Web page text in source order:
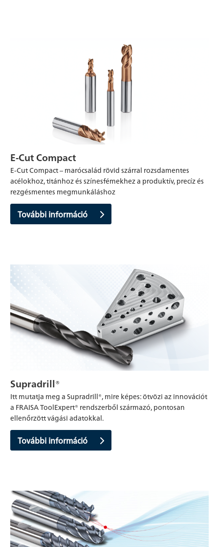
E-Cut Compact
E-Cut Compact – marócsalád rövid szárral rozsdamentes
acélokhoz, titánhoz és színesfémekhez a produktív, precíz és
rezgésmentes megmunkáláshoz
További információ
Supradrill®
Itt mutatja meg a Supradrill®, mire képes: ötvözi az innovációt
a FRAISA ToolExpert® rendszerből származó, pontosan
ellenőrzött vágási adatokkal.
További információ